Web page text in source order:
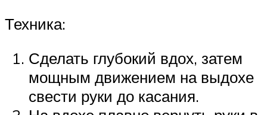
Техника:
Сделать глубокий вдох, затем
мощным движением на выдохе
свести руки до касания.